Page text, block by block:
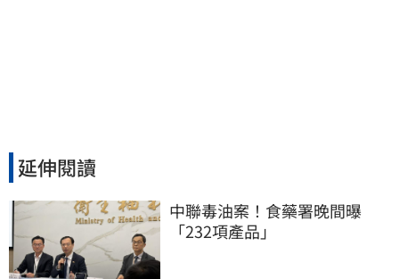
延伸閱讀
中聯毒油案！食藥署晚間曝
「232項產品」